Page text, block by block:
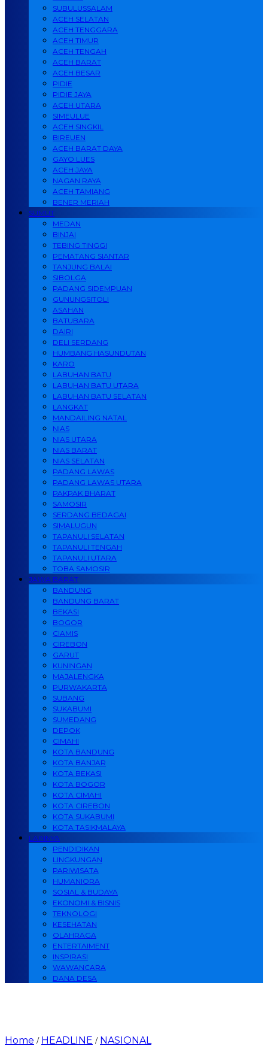
SUBULUSSALAM
ACEH SELATAN
ACEH TENGGARA
ACEH TIMUR
ACEH TENGAH
ACEH BARAT
ACEH BESAR
PIDIE
PIDIE JAYA
ACEH UTARA
SIMEULUE
ACEH SINGKIL
BIREUEN
ACEH BARAT DAYA
GAYO LUES
ACEH JAYA
NAGAN RAYA
ACEH TAMIANG
BENER MERIAH
SUMUT
MEDAN
BINJAI
TEBING TINGGI
PEMATANG SIANTAR
TANJUNG BALAI
SIBOLGA
PADANG SIDEMPUAN
GUNUNGSITOLI
ASAHAN
BATUBARA
DAIRI
DELI SERDANG
HUMBANG HASUNDUTAN
KARO
LABUHAN BATU
LABUHAN BATU UTARA
LABUHAN BATU SELATAN
LANGKAT
MANDAILING NATAL
NIAS
NIAS UTARA
NIAS BARAT
NIAS SELATAN
PADANG LAWAS
PADANG LAWAS UTARA
PAKPAK BHARAT
SAMOSIR
SERDANG BEDAGAI
SIMALUGUN
TAPANULI SELATAN
TAPANULI TENGAH
TAPANULI UTARA
TOBA SAMOSIR
JAWA BARAT
BANDUNG
BANDUNG BARAT
BEKASI
BOGOR
CIAMIS
CIREBON
GARUT
KUNINGAN
MAJALENGKA
PURWAKARTA
SUBANG
SUKABUMI
SUMEDANG
DEPOK
CIMAHI
KOTA BANDUNG
KOTA BANJAR
KOTA BEKASI
KOTA BOGOR
KOTA CIMAHI
KOTA CIREBON
KOTA SUKABUMI
KOTA TASIKMALAYA
LAINNYA
PENDIDIKAN
LINGKUNGAN
PARIWISATA
HUMANIORA
SOSIAL & BUDAYA
EKONOMI & BISNIS
TEKNOLOGI
KESEHATAN
OLAHRAGA
ENTERTAIMENT
INSPIRASI
WAWANCARA
DANA DESA
Home / HEADLINE / NASIONAL